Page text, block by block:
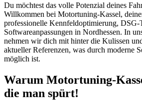
Du möchtest das volle Potenzial deines
Willkommen bei Motortuning-Kassel,
professionelle Kennfeldoptimierung, DSG-
Softwareanpassungen in Nordhessen. In
nehmen wir dich mit hinter die Kulissen
aktueller Referenzen, was durch moderne
möglich ist.
Warum Motortuning-
die man spürt!